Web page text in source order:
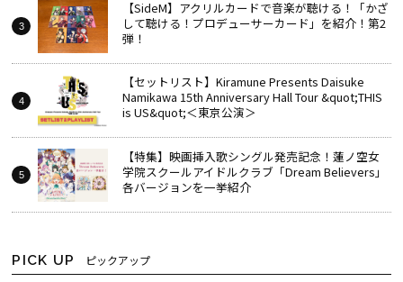
【SideM】アクリルカードで音楽が聴ける！「かざ
して聴ける！プロデューサーカード」を紹介！第2
弾！
【セットリスト】Kiramune Presents Daisuke
Namikawa 15th Anniversary Hall Tour &quot;THIS
is US&quot;＜東京公演＞
【特集】映画挿入歌シングル発売記念！蓮ノ空女
学院スクールアイドルクラブ「Dream Believers」
各バージョンを一挙紹介
PICK UP ピックアップ